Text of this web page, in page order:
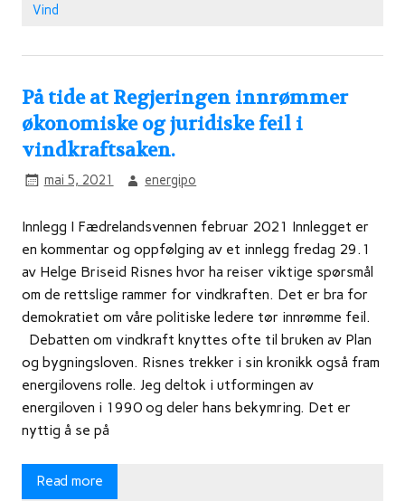
Vind
På tide at Regjeringen innrømmer
økonomiske og juridiske feil i
vindkraftsaken.
mai 5, 2021 energipo
Innlegg I Fædrelandsvennen februar 2021 Innlegget er
en kommentar og oppfølging av et innlegg fredag 29.1
av Helge Briseid Risnes hvor ha reiser viktige spørsmål
om de rettslige rammer for vindkraften. Det er bra for
demokratiet om våre politiske ledere tør innrømme feil.
Debatten om vindkraft knyttes ofte til bruken av Plan
og bygningsloven. Risnes trekker i sin kronikk også fram
energilovens rolle. Jeg deltok i utformingen av
energiloven i 1990 og deler hans bekymring. Det er
nyttig å se på
Read more